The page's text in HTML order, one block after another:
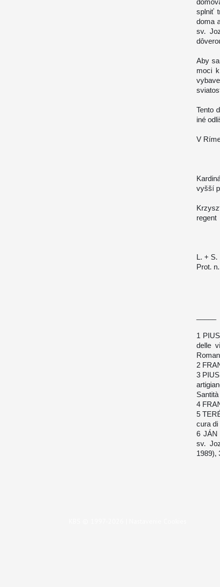
splniť
doma
sv.
Aby
moci
Tento
iné
V
vyšší
regent
L. + S.
Prot.
1
delle
2
3
4
5
cura di
6 JÁN
sv.
1989),